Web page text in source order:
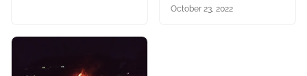
October 23, 2022